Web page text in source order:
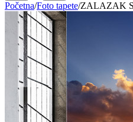
Početna/Foto tapete/ZALAZAK